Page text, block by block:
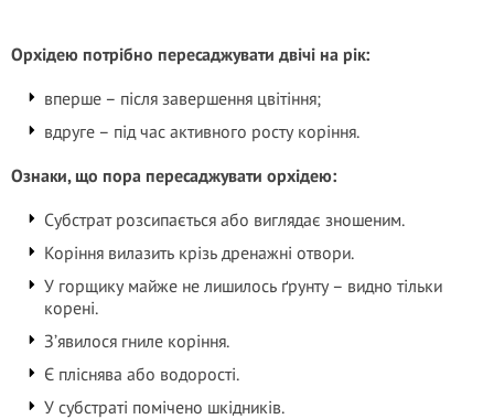
Орхідею потрібно пересаджувати двічі на рік:
вперше – після завершення цвітіння;
вдруге – під час активного росту коріння.
Ознаки, що пора пересаджувати орхідею:
Субстрат розсипається або виглядає зношеним.
Коріння вилазить крізь дренажні отвори.
У горщику майже не лишилось ґрунту – видно тільки
корені.
З’явилося гниле коріння.
Є пліснява або водорості.
У субстраті помічено шкідників.